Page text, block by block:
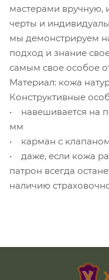
мастерами вручную,
черты и
мы демонстрируем
подход и знание
самым свое особое
Материал: кожа
Конструктивные
• навешивается на
мм
• карман с
• даже, если кожа
патрон всегда
наличию